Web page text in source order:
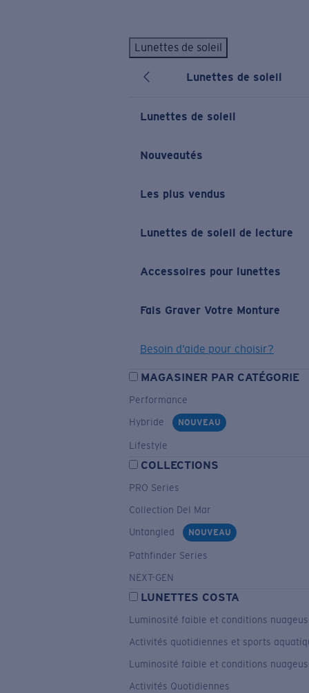
Lunettes de soleil
Lunettes de soleil
Lunettes de soleil
Nouveautés
Les plus vendus
Lunettes de soleil de lecture
Accessoires pour lunettes
Fais Graver Votre Monture
Besoin d’aide pour choisir?
MAGASINER PAR CATÉGORIE
Performance
Hybride
NOUVEAU
Lifestyle
COLLECTIONS
PRO Series
Collection Del Mar
Untangled
NOUVEAU
Pathfinder Series
NEXT-GEN
LUNETTES COSTA
Luminosité faible et conditions
Activités quotidiennes et sports
Luminosité faible et conditions
Activités Quotidiennes
LES PLUS RECHERCHÉS
Lunettes de soleil personnalisées Nouveau